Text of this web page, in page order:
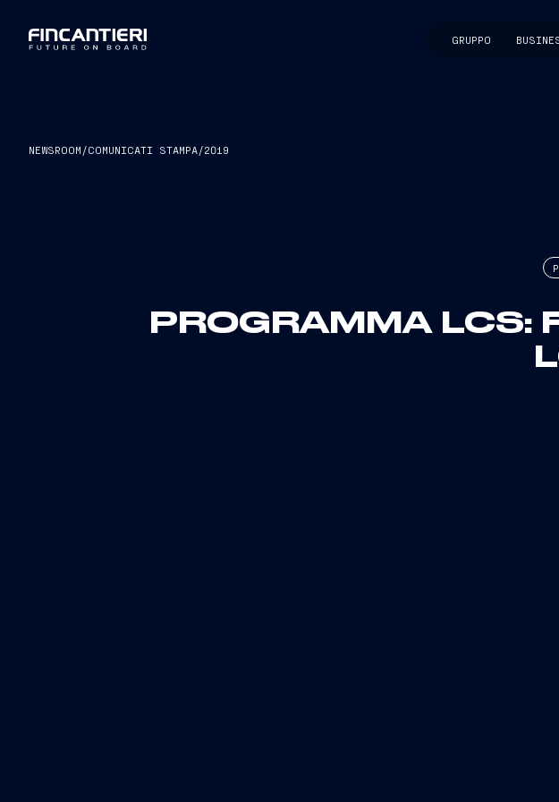
GRUPPO
NEWSROOM /COMUNICATI STAMPA/2019
PROGRAMMA LCS: